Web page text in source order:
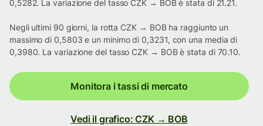
0,5282. La variazione del tasso CZK → BOB è stata di 21.21.
Negli ultimi 90 giorni, la rotta CZK → BOB ha raggiunto un
massimo di 0,5803 e un minimo di 0,3231, con una media di
0,3980. La variazione del tasso CZK → BOB è stata di 70.10.
Monitora i tassi di mercato
Vedi il grafico: CZK → BOB